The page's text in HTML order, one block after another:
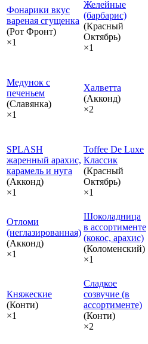
Фонарики вкус
вареная сгущенка
(Рот Фронт)
×1
Желейные
(барбарис)
(Красный
Октябрь)
×1
Медунок с
печеньем
(Славянка)
×1
Халветта
(Акконд)
×2
SPLASH
жаренный арахис,
карамель и нуга
(Акконд)
×1
Toffee De Luxe
Классик
(Красный
Октябрь)
×1
Отломи
(неглазированная)
(Акконд)
×1
Шоколадница
в ассортименте
(кокос, арахис)
(Коломенский)
×1
Княжеские
(Конти)
×1
Сладкое
созвучие (в
ассортименте)
(Конти)
×2